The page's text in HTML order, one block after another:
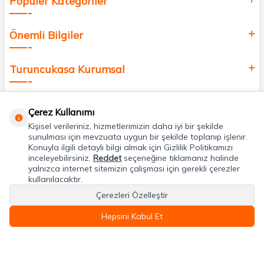
Önemli Bilgiler
Turuncukasa Kurumsal
Uygulamalarımız
Adres & İletişim
Çerez Kullanımı
Kişisel verileriniz, hizmetlerimizin daha iyi bir şekilde
sunulması için mevzuata uygun bir şekilde toplanıp işlenir.
Konuyla ilgili detaylı bilgi almak için Gizlilik Politikamızı
inceleyebilirsiniz. Reddetseçeneğine tıklamanız halinde
yalnızca internet sitemizin çalışması için gerekli çerezler
kullanılacaktır.
Çerezleri Özelleştir
Hepsini Kabul Et